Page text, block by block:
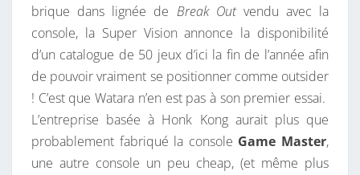
brique dans lignée de Break Outvendu avec la
console, la Super Vision annonce la disponibilité
d’un catalogue de 50 jeux d’ici la fin de l’année afin
de pouvoir vraiment se positionner comme outsider
! C’est que Watara n’en est pas à son premier essai.
L’entreprise basée à Honk Kong aurait plus que
probablement fabriqué la console Game Master,
une autre console un peu cheap, (et même plus